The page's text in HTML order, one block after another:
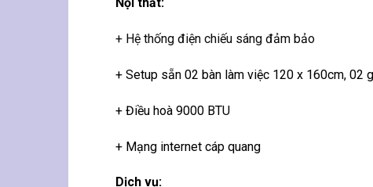
Nội thất:
+ Hệ thống điện chiếu sáng đảm bảo
+ Setup sẵn 02 bàn làm việc 120 x 160cm, 02
+ Điều hoà 9000 BTU
+ Mạng internet cáp quang
Dịch vụ: